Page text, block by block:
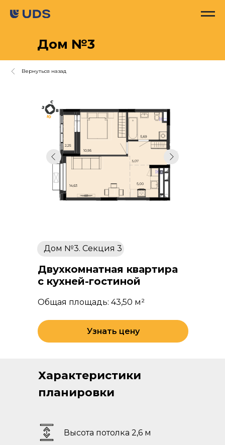
Дом №3
Вернуться назад
Двухкомнатная квартира
с кухней-гостиной
Дом №3. Секция 3
Общая площадь: 43,50 м²
Узнать цену
Высота потолка 2,6 м
Характеристики
планировки